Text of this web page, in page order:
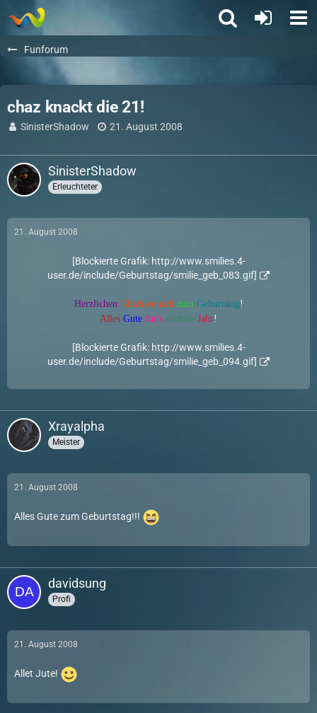
Funforum
chaz knackt die 21!
SinisterShadow 21. August 2008
SinisterShadow
Erleuchteter
21. August 2008
[Blockierte Grafik: http://www.smilies.4-
user.de/include/Geburtstag/smilie_geb_083.gif]
Herzlichen Glückwunsch zum Geburtstag!
Alles Gute für's nächste Jahr!
[Blockierte Grafik: http://www.smilies.4-
user.de/include/Geburtstag/smilie_geb_094.gif]
Xrayalpha
Meister
21. August 2008
Alles Gute zum Geburtstag!!!
davidsung
Profi
21. August 2008
Allet Jute!